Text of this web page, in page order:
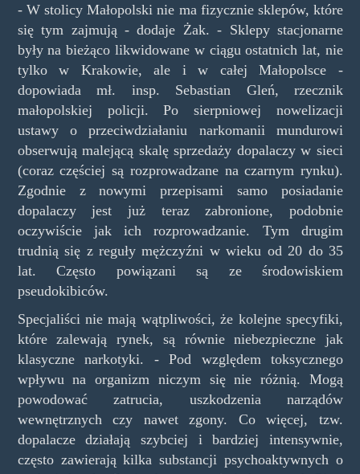
- W stolicy Małopolski nie ma fizycznie sklepów, które
się tym zajmują - dodaje Żak. - Sklepy stacjonarne
były na bieżąco likwidowane w ciągu ostatnich lat, nie
tylko w Krakowie, ale i w całej Małopolsce -
dopowiada mł. insp. Sebastian Gleń, rzecznik
małopolskiej policji. Po sierpniowej nowelizacji
ustawy o przeciwdziałaniu narkomanii mundurowi
obserwują malejącą skalę sprzedaży dopalaczy w sieci
(coraz częściej są rozprowadzane na czarnym rynku).
Zgodnie z nowymi przepisami samo posiadanie
dopalaczy jest już teraz zabronione, podobnie
oczywiście jak ich rozprowadzanie. Tym drugim
trudnią się z reguły mężczyźni w wieku od 20 do 35
lat. Często powiązani są ze środowiskiem
pseudokibiców.
Specjaliści nie mają wątpliwości, że kolejne specyfiki,
które zalewają rynek, są równie niebezpieczne jak
klasyczne narkotyki. - Pod względem toksycznego
wpływu na organizm niczym się nie różnią. Mogą
powodować zatrucia, uszkodzenia narządów
wewnętrznych czy nawet zgony. Co więcej, tzw.
dopalacze działają szybciej i bardziej intensywnie,
często zawierają kilka substancji psychoaktywnych o